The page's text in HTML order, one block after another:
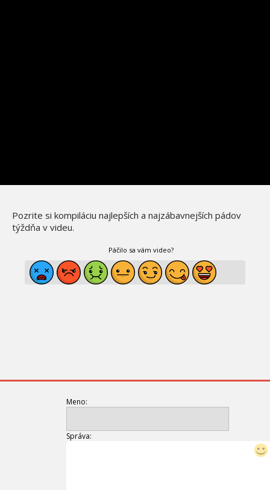
Pozrite si kompiláciu najlepších a najzábavnejších pádov
týždňa v videu.
Páčilo sa vám video?
Meno:
Správa: